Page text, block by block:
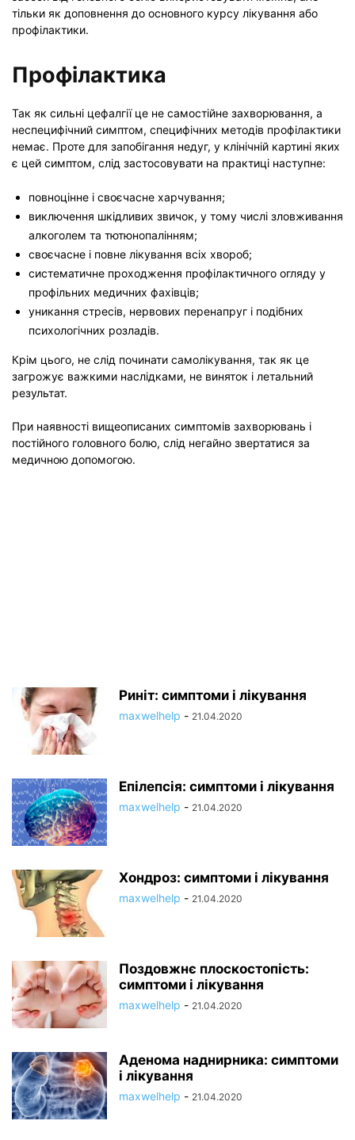
тільки як доповнення до основного курсу лікування або
профілактики.
Профілактика
Так як сильні цефалгії це не самостійне захворювання, а
неспецифічний симптом, специфічних методів профілактики
немає. Проте для запобігання недуг, у клінічній картині яких
є цей симптом, слід застосовувати на практиці наступне:
повноцінне і своєчасне харчування;
виключення шкідливих звичок, у тому числі зловживання
алкоголем та тютюнопалінням;
своєчасне і повне лікування всіх хвороб;
систематичне проходження профілактичного огляду у
профільних медичних фахівців;
уникання стресів, нервових перенапруг і подібних
психологічних розладів.
Крім цього, не слід починати самолікування, так як це
загрожує важкими наслідками, не виняток і летальний
результат.
При наявності вищеописаних симптомів захворювань і
постійного головного болю, слід негайно звертатися за
медичною допомогою.
Риніт: симптоми і лікування
maxwelhelp - 21.04.2020
Епілепсія: симптоми і лікування
maxwelhelp - 21.04.2020
Хондроз: симптоми і лікування
maxwelhelp - 21.04.2020
Поздовжнє плоскостопість:
симптоми і лікування
maxwelhelp - 21.04.2020
Аденома наднирника: симптоми
і лікування
maxwelhelp - 21.04.2020